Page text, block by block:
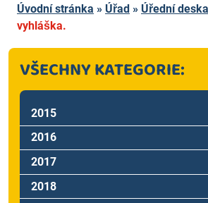
Úvodní stránka » Úřad » Úřední deska
vyhláška.
VŠECHNY KATEGORIE:
2015
2016
2017
2018